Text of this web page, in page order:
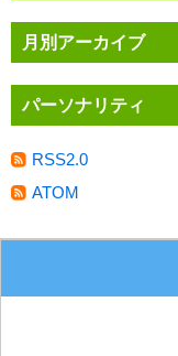
月別アーカイブ
パーソナリティ
RSS2.0
ATOM